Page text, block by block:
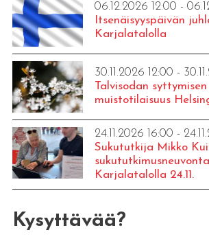
06.12.2026 12:00 -
Itsenäisyyspäivän
Karjalatalolla
30.11.2026 12:00 -
Talvisodan syttymisen
muistotilaisuus
24.11.2026 16:00 -
Sukututkija Mikko
sukututkimusneuvonta
Karjalatalolla 24.11.
Kysyttävää?